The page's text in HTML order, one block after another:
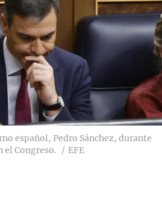
español, Pedro Sánchez, durante
el Congreso.
EFE